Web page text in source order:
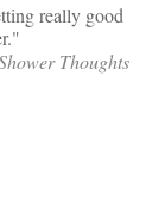
really good
Thoughts